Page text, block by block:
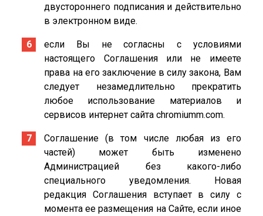
двустороннего подписания и действительно
в электронном виде.
если Вы не согласны с условиями
настоящего Соглашения или не имеете
права на его заключение в силу закона, Вам
следует незамедлительно прекратить
любое использование материалов и
сервисов интернет сайта chromiumm.com.
Соглашение (в том числе любая из его
частей) может быть изменено
Администрацией без какого-либо
специального уведомления. Новая
редакция Соглашения вступает в силу с
момента ее размещения на Сайте, если иное